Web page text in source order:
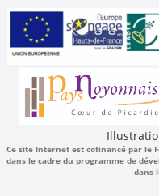
Ce site Internet est cofinancé par le
dans le cadre du programme de
dans